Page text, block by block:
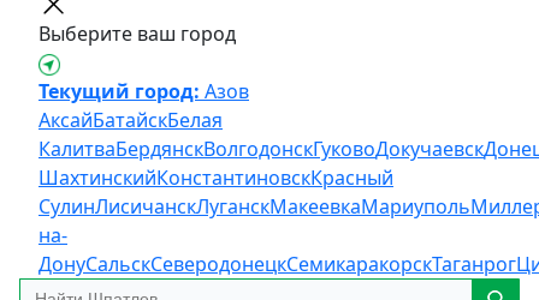
Выберите ваш город
Текущий город: Азов
АксайБатайскБелая
КалитваБердянскВолгодонскГуковоДокучаевск
ШахтинскийКонстантиновскКрасный
СулинЛисичанскЛуганскМакеевкаМариуполь
на-
ДонуСальскСеверодонецкСемикаракорскТаганрог